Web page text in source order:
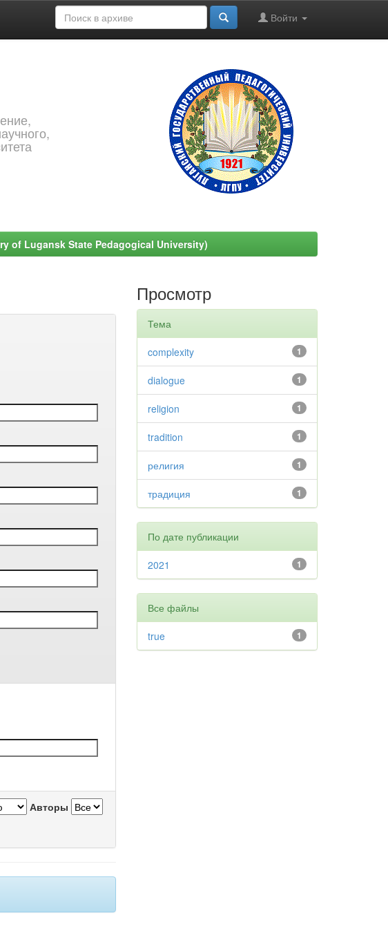
Войти
of Lugansk State Pedagogical University)
Авторы
Просмотр
Тема
1
complexity
1
dialogue
1
religion
1
tradition
1
религия
1
традиция
По дате публикации
1
2021
Все файлы
1
true